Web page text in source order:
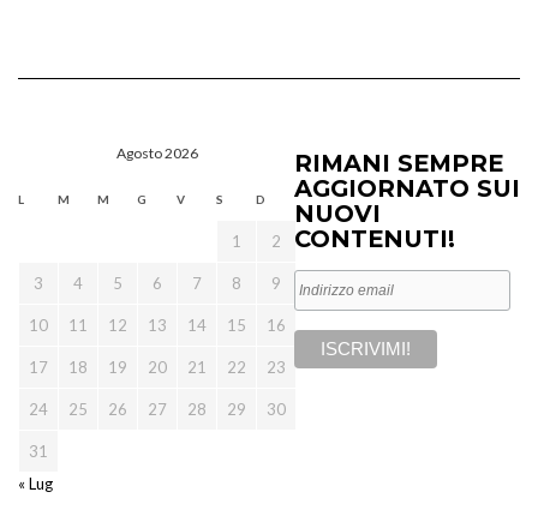
Agosto 2026
L M M G V S D
1 2
3 4 5 6 7 8 9
10 11 12 13 14 15 16
17 18 19 20 21 22 23
24 25 26 27 28 29 30
31
« Lug
RIMANI SEMPRE
AGGIORNATO SUI
NUOVI
CONTENUTI!